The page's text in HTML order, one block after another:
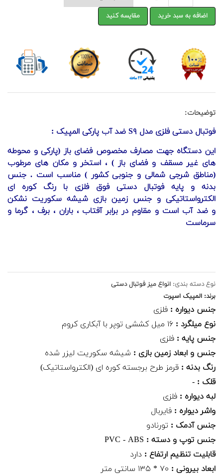
اضافه به سبد خرید مقایسه کنید
توضیحات:
فوتبال دستی فلزی مدل S۹ ضد آب پارکی المپیک :
این دستگاه جهت مصارف مخصوص فضای باز (پارکی و محوطه
های غیر مسقف و فضای باز ) ، استخر و مکان های مرطوب
(مناطق شرجی شمالی و جنوبی کشور ) مناسب است . جنس
بدنه و پایه فوتبال دستی فوق فلزی با رنگ کوره ای
الکترواستاتیکی و جنس زمین بازی شیشه سکوریت نشکن
وضد آب است و مقاوم در برابر آفتاب ، باران ، برف ، گرما و
سرماست
نوع دسته بندی: انواع میز فوتبال دستی
برند: المپیک اسپرت
جنس دیواره : فلزی
نوع میلگرد : ۱۶ میل کششی توپر با آبکاری کروم
جنس پایه : فلزی
جنس و ابعاد زمین بازی : شیشه سکوریت لیزر شده
رنگ بدنه : قرمز طرح برجسته کوره ای (الکترواستاتیک)
قلک : -
لبه دیواره : فلزی
واشر دیواره : فایربال
جنس آدمک : تورنادو
جنس توپ و دسته : PVC - ABS
قابلیت تنظیم ارتفاع : دارد
ابعاد بیرونی : ۷۰ * ۱۳۵ سانتی متر